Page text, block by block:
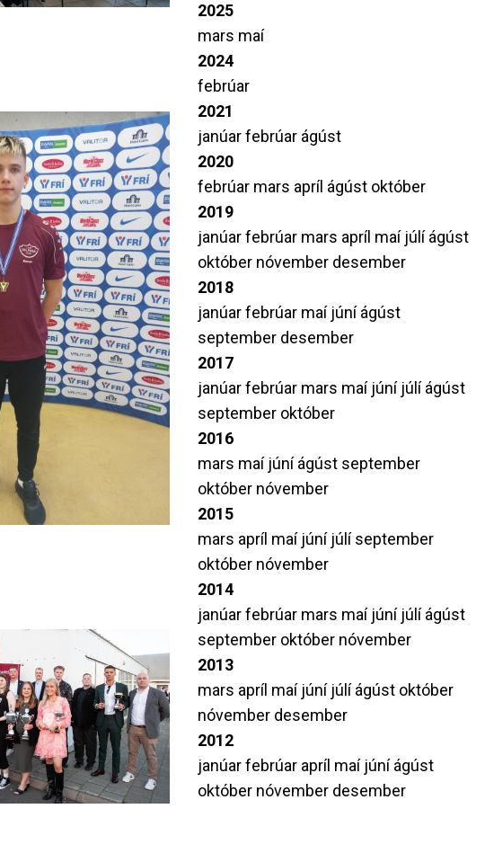
2025
mars maí
2024
febrúar
2021
janúarfebrúar ágúst
2020
febrúar mars apríl ágúst október
2019
janúarfebrúar mars apríl maí júlíágúst
október nóvember desember
2018
janúarfebrúar maí júníágúst
september desember
2017
janúarfebrúar mars maí júní júlíágúst
september október
2016
mars maí júníágúst september
október nóvember
2015
mars apríl maí júní júlíseptember
október nóvember
2014
janúarfebrúar mars maí júní júlíágúst
september október nóvember
2013
mars apríl maí júní júlíágúst október
nóvember desember
2012
janúarfebrúar apríl maí júníágúst
október nóvember desember